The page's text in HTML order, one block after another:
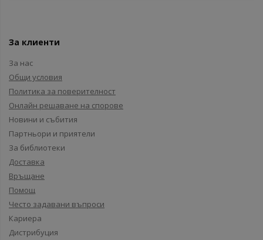
За клиенти
За нас
Общи условия
Политика за поверителност
Онлайн решаване на спорове
Новини и събития
Партньори и приятели
За библиотеки
Доставка
Връщане
Помощ
Често задавани въпроси
Кариера
Дистрибуция